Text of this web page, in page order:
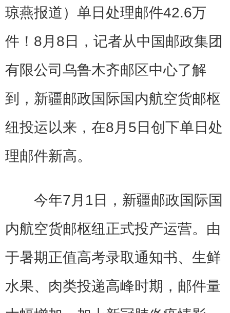
琼燕报道）单日处理邮件42.6万
件！8月8日，记者从中国邮政集团
有限公司乌鲁木齐邮区中心了解
到，新疆邮政国际国内航空货邮枢
纽投运以来，在8月5日创下单日处
理邮件新高。
今年7月1日，新疆邮政国际国
内航空货邮枢纽正式投产运营。由
于暑期正值高考录取通知书、生鲜
水果、肉类投递高峰时期，邮件量